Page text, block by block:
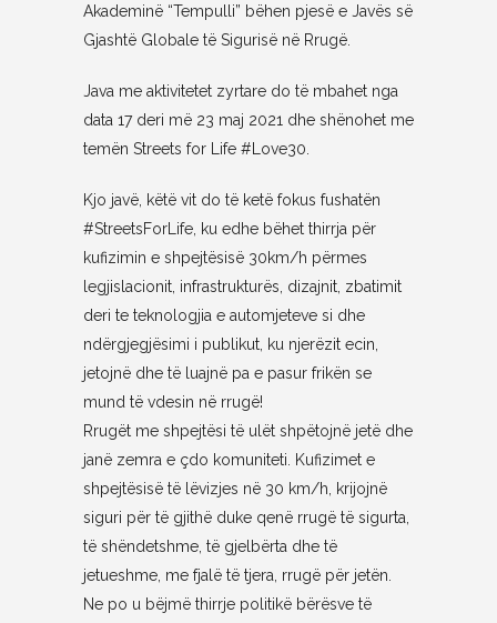
Akademinë “Tempulli” bëhen pjesë e Javës së
Gjashtë Globale të Sigurisë në Rrugë.
Java me aktivitetet zyrtare do të mbahet nga
data 17 deri më 23 maj 2021 dhe shënohet me
temën Streets for Life #Love30.
Kjo javë, këtë vit do të ketë fokus fushatën
#StreetsForLife, ku edhe bëhet thirrja për
kufizimin e shpejtësisë 30km/h përmes
legjislacionit, infrastrukturës, dizajnit, zbatimit
deri te teknologjia e automjeteve si dhe
ndërgjegjësimi i publikut, ku njerëzit ecin,
jetojnë dhe të luajnë pa e pasur frikën se
mund të vdesin në rrugë!
Rrugët me shpejtësi të ulët shpëtojnë jetë dhe
janë zemra e çdo komuniteti. Kufizimet e
shpejtësisë të lëvizjes në 30 km/h, krijojnë
siguri për të gjithë duke qenë rrugë të sigurta,
të shëndetshme, të gjelbërta dhe të
jetueshme, me fjalë të tjera, rrugë për jetën.
Ne po u bëjmë thirrje politikë bërësve të